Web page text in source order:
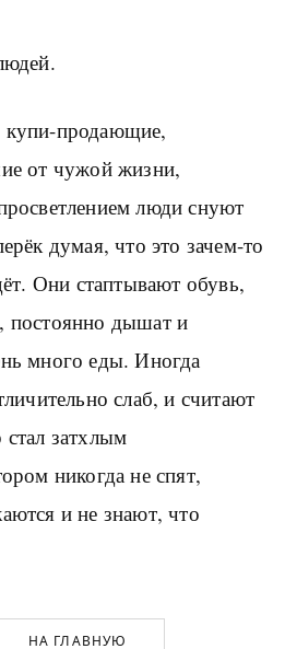
продающие,
от чужой жизни,
люди снуют
думая, что это зачем-то
Они стаптывают обувь,
постоянно дышат и
много еды. Иногда
слаб, и считают
затхлым
никогда не спят,
и не знают, что
НА ГЛАВНУЮ